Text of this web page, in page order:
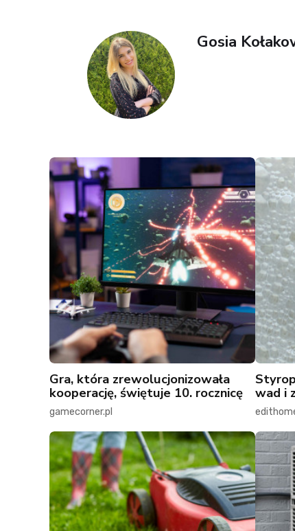
Gosia
Gra, która zrewolucjonizowała
kooperację, świętuje 10. rocznicę
gamecorner.pl
wad i